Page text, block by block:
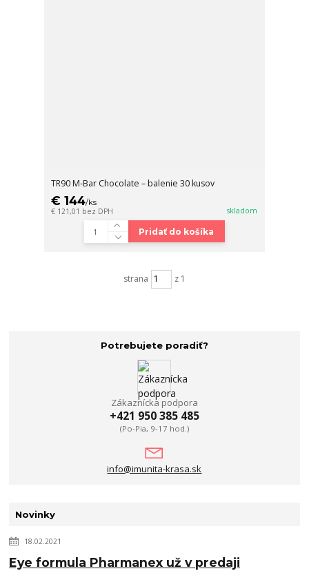
TR90 M-Bar Chocolate – balenie 30 kusov
€ 144/ks
€ 121,01 bez DPH skladom
Pridať do košíka
strana z 1
Potrebujete poradiť?
Zákaznícka podpora
+421 950 385 485
(Po-Pia, 9-17 hod.)
info@imunita-krasa.sk
Novinky
18.02.2021
Eye formula Pharmanex už v predaji